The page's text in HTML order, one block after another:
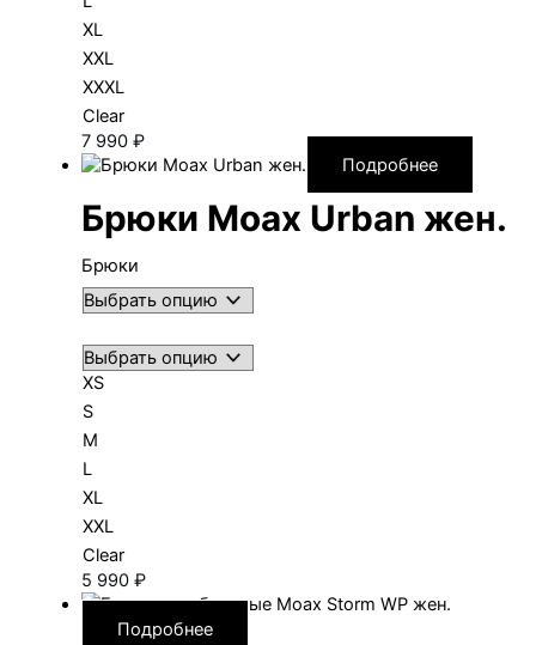
XL
XXL
XXXL
Clear
7 990 ₽
Подробнее
Брюки Moax Urban жен.
Брюки
XS
S
M
L
XL
XXL
Clear
5 990 ₽
Подробнее